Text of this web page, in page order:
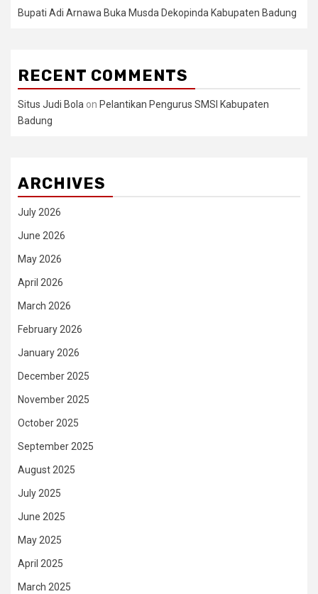
Bupati Adi Arnawa Buka Musda Dekopinda Kabupaten Badung
RECENT COMMENTS
Situs Judi Bola on Pelantikan Pengurus SMSI Kabupaten
Badung
ARCHIVES
July 2026
June 2026
May 2026
April 2026
March 2026
February 2026
January 2026
December 2025
November 2025
October 2025
September 2025
August 2025
July 2025
June 2025
May 2025
April 2025
March 2025